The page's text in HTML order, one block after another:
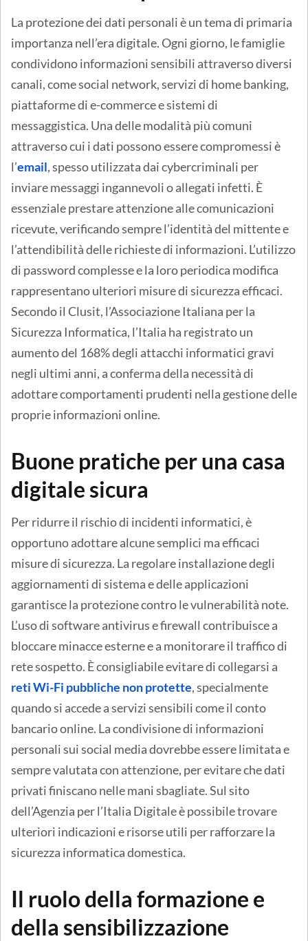
La protezione dei dati personali è un tema di primaria
importanza nell’era digitale. Ogni giorno, le famiglie
condividono informazioni sensibili attraverso diversi
canali, come social network, servizi di home banking,
piattaforme di e-commerce e sistemi di
messaggistica. Una delle modalità più comuni
attraverso cui i dati possono essere compromessi è
l’email, spesso utilizzata dai cybercriminali per
inviare messaggi ingannevoli o allegati infetti. È
essenziale prestare attenzione alle comunicazioni
ricevute, verificando sempre l’identità del mittente e
l’attendibilità delle richieste di informazioni. L’utilizzo
di password complesse e la loro periodica modifica
rappresentano ulteriori misure di sicurezza efficaci.
Secondo il Clusit, l’Associazione Italiana per la
Sicurezza Informatica, l’Italia ha registrato un
aumento del 168% degli attacchi informatici gravi
negli ultimi anni, a conferma della necessità di
adottare comportamenti prudenti nella gestione delle
proprie informazioni online.
Buone pratiche per una casa
digitale sicura
Per ridurre il rischio di incidenti informatici, è
opportuno adottare alcune semplici ma efficaci
misure di sicurezza. La regolare installazione degli
aggiornamenti di sistema e delle applicazioni
garantisce la protezione contro le vulnerabilità note.
L’uso di software antivirus e firewall contribuisce a
bloccare minacce esterne e a monitorare il traffico di
rete sospetto. È consigliabile evitare di collegarsi a
reti Wi-Fi pubbliche non protette, specialmente
quando si accede a servizi sensibili come il conto
bancario online. La condivisione di informazioni
personali sui social media dovrebbe essere limitata e
sempre valutata con attenzione, per evitare che dati
privati finiscano nelle mani sbagliate. Sul sito
dell’Agenzia per l’Italia Digitale è possibile trovare
ulteriori indicazioni e risorse utili per rafforzare la
sicurezza informatica domestica.
Il ruolo della formazione e
della sensibilizzazione